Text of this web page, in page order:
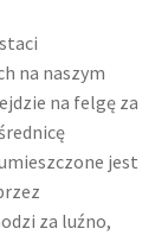
na naszym
na felgę za
jest
za luźno,